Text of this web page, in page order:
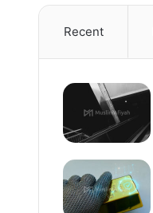
Recent